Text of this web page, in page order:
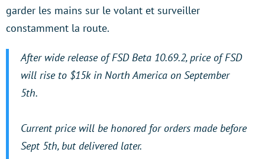
garder les mains sur le volant et surveiller
constamment la route.
After wide release of FSD Beta 10.69.2, price of FSD
will rise to $15k in North America on September
5th.
Current price will be honored for orders made before
Sept 5th, but delivered later.